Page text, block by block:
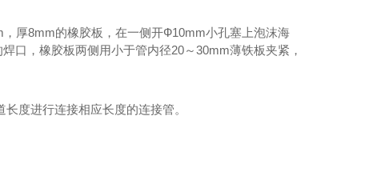
厚8mm的橡胶板，在一侧开Ф10mm小孔塞上泡沫海
口，橡胶板两侧用小于管内径20～30mm薄铁板夹紧，
度进行连接相应长度的连接管。